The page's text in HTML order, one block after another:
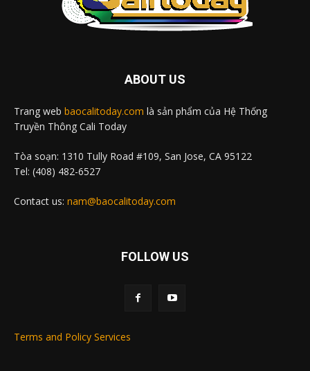
ABOUT US
Trang web baocalitoday.com là sản phẩm của Hệ Thống
Truyền Thông Cali Today
Tòa soạn: 1310 Tully Road #109, San Jose, CA 95122
Tel: (408) 482-6527
Contact us: nam@baocalitoday.com
FOLLOW US
Terms and Policy Services